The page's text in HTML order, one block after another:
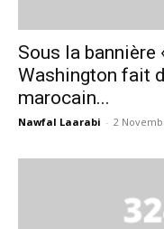
Sous la bannière
Washington fait
marocain...
Nawfal Laarabi - 2